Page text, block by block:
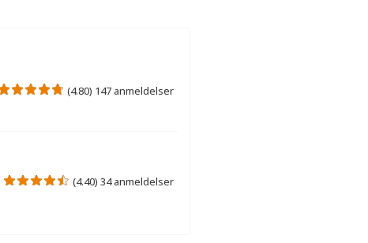
(4.80) 147 anmeldelser
(4.40) 34 anmeldelser